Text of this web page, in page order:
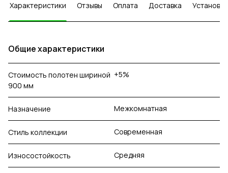
Характеристики Отзывы Оплата Доставка Установка
Общие характеристики
Стоимость полотен шириной
900 мм
+5%
Назначение Межкомнатная
Стиль коллекции Современная
Износостойкость Средняя